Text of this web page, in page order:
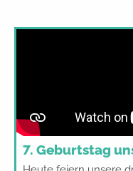
7. Geburtstag